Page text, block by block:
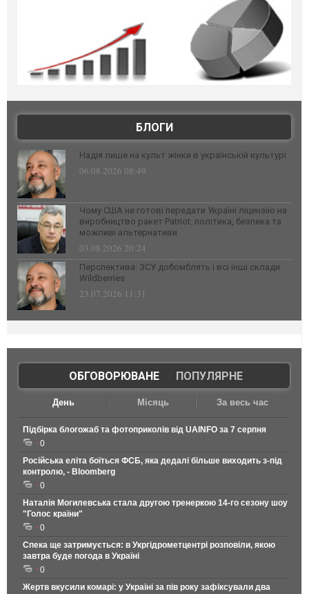
БЛОГИ
Надія лише на культ жінки в українській культурі
06.08.2026 08:49
Чому США не готові передати Україні ліцензію на
виробництво ракет Patriot: політика, безпека та
можливі альтернативи
03.08.2026 20:24
Перспектива: ЗСУ добомблять і всі інші склади
Wildberries
23.07.2026 11:31
ОБГОВОРЮВАНЕ| ПОПУЛЯРНЕ
День Місяць За весь час
Підбірка блогожаб та фотоприколів від UAINFO за 7 серпня
0
Російська еліта боїться ФСБ, яка дедалі більше виходить з-під
контролю, - Bloomberg
0
Наталія Могилевська стала другою тренеркою 14-го сезону шоу
"Голос країни"
0
Спека ще затримується: в Укргідрометцентрі розповіли, якою
завтра буде погода в Україні
0
Жертв вкусили комарі: у Україні за пів року зафіксували два